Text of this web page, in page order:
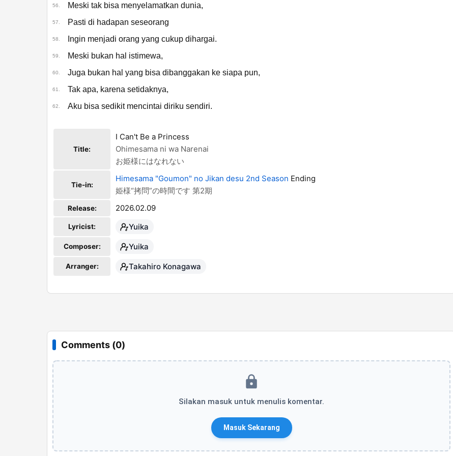
56. Meski tak bisa menyelamatkan dunia,
57. Pasti di hadapan seseorang
58. Ingin menjadi orang yang cukup dihargai.
59. Meski bukan hal istimewa,
60. Juga bukan hal yang bisa dibanggakan ke siapa pun,
61. Tak apa, karena setidaknya,
62. Aku bisa sedikit mencintai diriku sendiri.
Title:
I Can't Be a Princess
Ohimesama ni wa Narenai
お姫様にはなれない
Tie-in:
Himesama "Goumon" no Jikan desu 2nd Season Ending
姫様“拷問”の時間です 第2期
Release: 2026.02.09
Lyricist: Yuika
Composer: Yuika
Arranger: Takahiro Konagawa
Comments (0)
Silakan masuk untuk menulis komentar.
Masuk Sekarang